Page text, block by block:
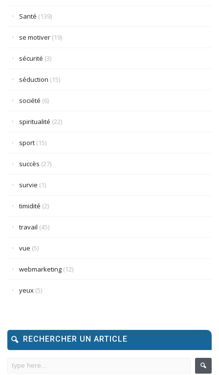
Santé (139)
se motiver (19)
sécurité (3)
séduction (15)
société (6)
spiritualité (22)
sport (15)
succès (27)
survie (1)
timidité (2)
travail (45)
vue (5)
webmarketing (12)
yeux (5)
RECHERCHER UN ARTICLE